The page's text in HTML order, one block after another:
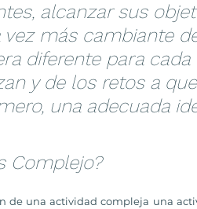
alcanzar sus
más cambiante
diferente para
y de los retos a
una adecuada
Complejo?
de una actividad compleja una